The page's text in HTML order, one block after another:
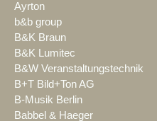
Ayrton
b&b group
B&K Braun
B&K Lumitec
B&W Veranstaltungstechnik
B+T Bild+Ton AG
B-Musik Berlin
Babbel & Haeger